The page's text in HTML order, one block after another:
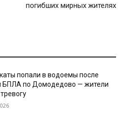
погибших мирных жителях
попали в водоемы после
БПЛА по Домодедово — жители